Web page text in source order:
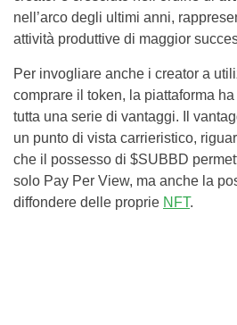
nell’arco degli ultimi anni,
attività produttive di maggior
Per invogliare anche i creator a
comprare il token, la piattaforma
tutta una serie di vantaggi. Il
un punto di vista carrieristico,
che il possesso di $SUBBD
solo Pay Per View, ma anche la
diffondere delle proprie NFT.